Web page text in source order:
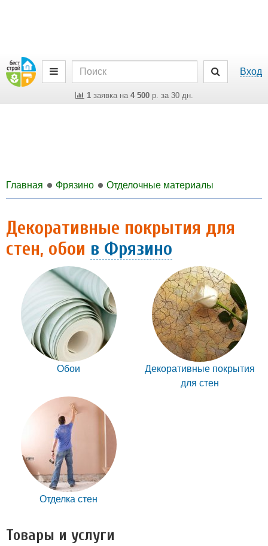
Вход
1заявка на 4 500р. за 30 дн.
Главная Фрязино Отделочные материалы
Декоративные покрытия для
стен, обои в Фрязино
Обои
Декоративные покрытия
для стен
Отделка стен
Товары и услуги